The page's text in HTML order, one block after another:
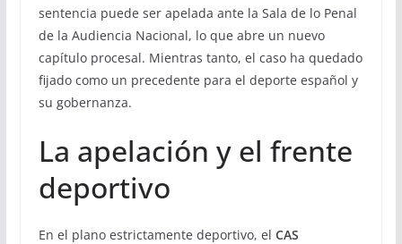
sentencia puede ser apelada ante la Sala de lo Penal
de la Audiencia Nacional, lo que abre un nuevo
capítulo procesal. Mientras tanto, el caso ha quedado
fijado como un precedente para el deporte español y
su gobernanza.
La apelación y el frente
deportivo
En el plano estrictamente deportivo, el CAS